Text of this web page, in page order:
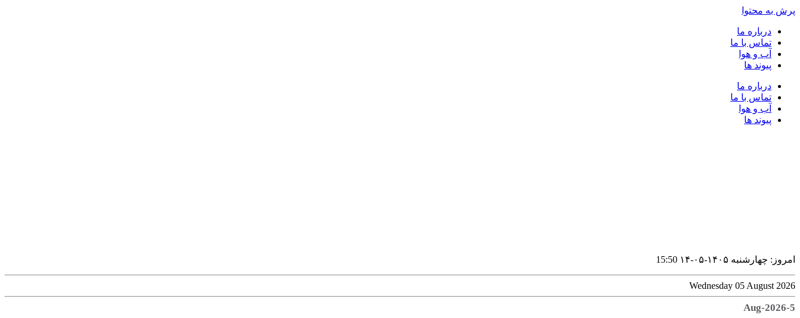
پرش به محتوا
درباره ما
تماس با ما
آب و هوا
پیوند ها
درباره ما
تماس با ما
آب و هوا
پیوند ها
امروز: چهارشنبه ۱۴۰۵-۰۵-۱۴ 15:50
Wednesday 05 August 2026
5-Aug-2026